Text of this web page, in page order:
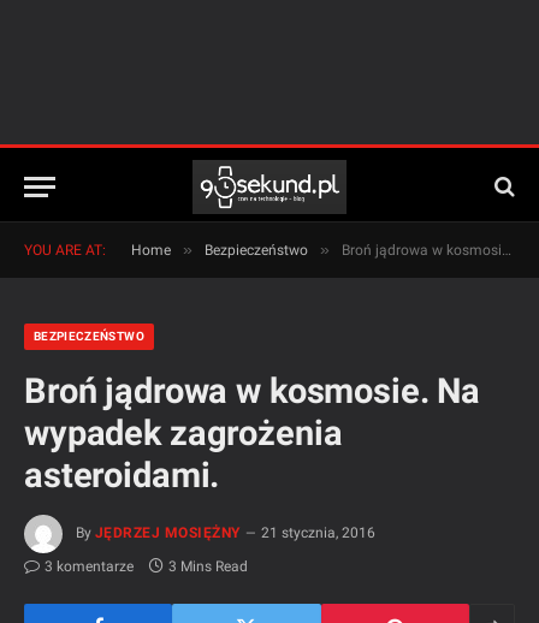
YOU ARE AT: Home » Bezpieczeństwo » Broń jądrowa w kosmosie. Na wypadek zagrożenia asteroidami.
BEZPIECZEŃSTWO
Broń jądrowa w kosmosie. Na
wypadek zagrożenia
asteroidami.
By JĘDRZEJ MOSIĘŻNY
21 stycznia, 2016
3 komentarze
3 Mins Read